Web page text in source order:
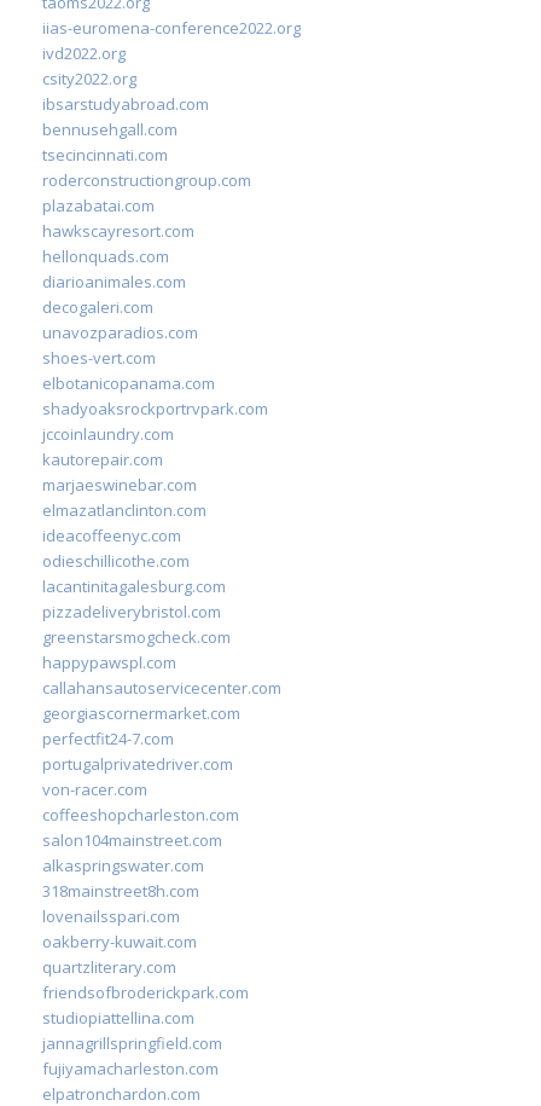
iias-euromena-conference2022.org
ivd2022.org
csity2022.org
ibsarstudyabroad.com
bennusehgall.com
tsecincinnati.com
roderconstructiongroup.com
plazabatai.com
hawkscayresort.com
hellonquads.com
diarioanimales.com
decogaleri.com
unavozparadios.com
shoes-vert.com
elbotanicopanama.com
shadyoaksrockportrvpark.com
jccoinlaundry.com
kautorepair.com
marjaeswinebar.com
elmazatlanclinton.com
ideacoffeenyc.com
odieschillicothe.com
lacantinitagalesburg.com
pizzadeliverybristol.com
greenstarsmogcheck.com
happypawspl.com
callahansautoservicecenter.com
georgiascornermarket.com
perfectfit24-7.com
portugalprivatedriver.com
von-racer.com
coffeeshopcharleston.com
salon104mainstreet.com
alkaspringswater.com
318mainstreet8h.com
lovenailsspari.com
oakberry-kuwait.com
quartzliterary.com
friendsofbroderickpark.com
studiopiattellina.com
jannagrillspringfield.com
fujiyamacharleston.com
elpatronchardon.com